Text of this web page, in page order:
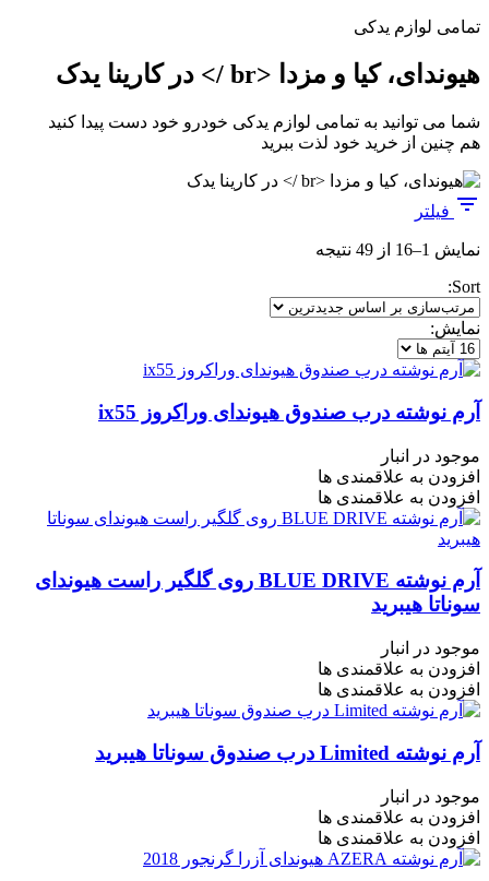
تمامی لوازم یدکی
هیوندای، کیا و مزدا <br /> در کارینا یدک
شما می توانید به تمامی لوازم یدکی خودرو خود دست پیدا کنید
هم چنین از خرید خود لذت ببرید
فیلتر
نمایش 1–16 از 49 نتیجه
جدیدترین
Sort:
نمایش:
آرم نوشته درب صندوق هیوندای وراکروز ix55
موجود در انبار
افزودن به علاقمندی ها
افزودن به علاقمندی ها
آرم نوشته BLUE DRIVE روی گلگیر راست هیوندای
سوناتا هیبرید
موجود در انبار
افزودن به علاقمندی ها
افزودن به علاقمندی ها
آرم نوشته Limited درب صندوق سوناتا هیبرید
موجود در انبار
افزودن به علاقمندی ها
افزودن به علاقمندی ها